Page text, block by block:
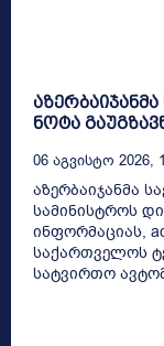
ნოტა
06 Აგვისტო 2026,
აზერბაიჯანმა
სამინისტროს
ინფორმაციას,
საქართველოს
სატვირთო